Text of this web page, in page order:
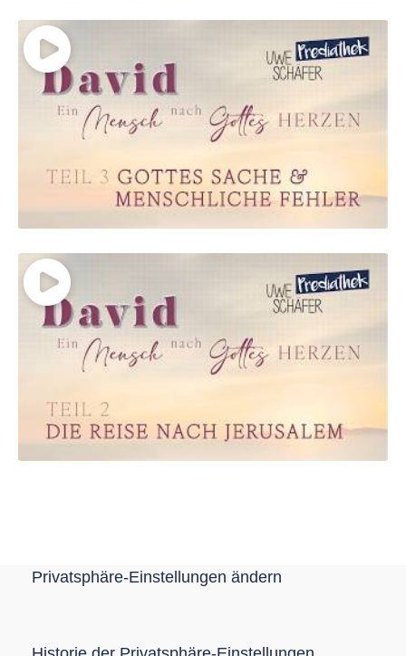
Privatsphäre-Einstellungen ändern